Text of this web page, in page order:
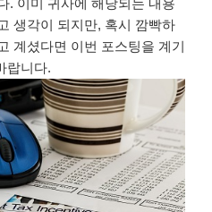
생각이 되지만, 혹시 깜빡하
계셨다면 이번 포스팅을 계기
랍니다.